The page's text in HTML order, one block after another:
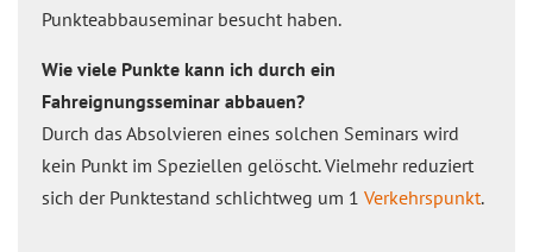
Punkteabbauseminar besucht haben.
Wie viele Punkte kann ich durch ein
Fahreignungsseminar abbauen?
Durch das Absolvieren eines solchen Seminars wird
kein Punkt im Speziellen gelöscht. Vielmehr reduziert
sich der Punktestand schlichtweg um 1 Verkehrspunkt.